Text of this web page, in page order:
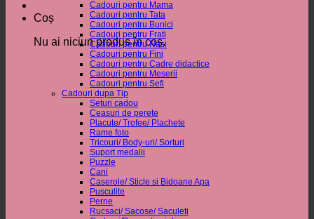
Coș
Nu ai niciun produs în coș.
Cadouri pentru Mama
Cadouri pentru Tata
Cadouri pentru Bunici
Cadouri pentru Frati
Cadouri pentru Nasi
Cadouri pentru Fini
Cadouri pentru Cadre didactice
Cadouri pentru Meserii
Cadouri pentru Sefi
Cadouri dupa Tip
Seturi cadou
Ceasuri de perete
Placute/ Trofee/ Plachete
Rame foto
Tricouri/ Body-uri/ Sorturi
Suport medalii
Puzzle
Cani
Caserole/ Sticle si Bidoane Apa
Pusculite
Perne
Rucsaci/ Sacose/ Saculeti